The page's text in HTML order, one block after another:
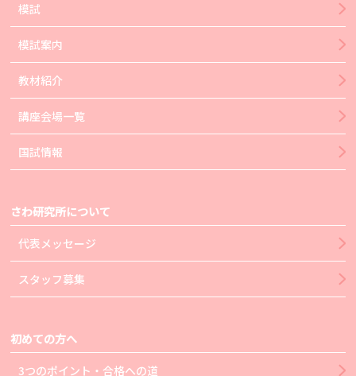
模試
模試案内
教材紹介
講座会場一覧
国試情報
さわ研究所について
代表メッセージ
スタッフ募集
初めての方へ
3つのポイント・合格への道